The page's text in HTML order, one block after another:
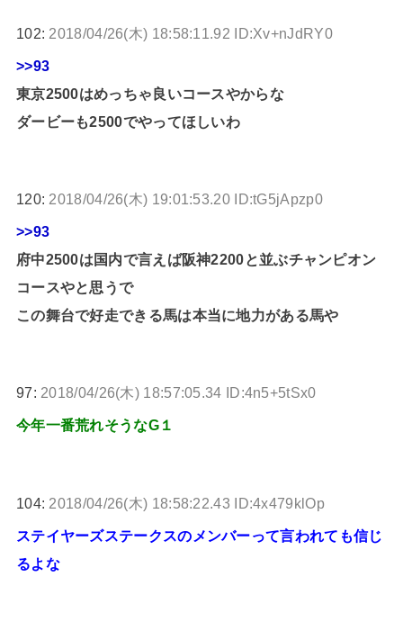
102: 2018/04/26(木) 18:58:11.92 ID:Xv+nJdRY0
>>93
東京2500はめっちゃ良いコースやからな
ダービーも2500でやってほしいわ
120: 2018/04/26(木) 19:01:53.20 ID:tG5jApzp0
>>93
府中2500は国内で言えば阪神2200と並ぶチャンピオン
コースやと思うで
この舞台で好走できる馬は本当に地力がある馬や
97: 2018/04/26(木) 18:57:05.34 ID:4n5+5tSx0
今年一番荒れそうなG１
104: 2018/04/26(木) 18:58:22.43 ID:4x479klOp
ステイヤーズステークスのメンバーって言われても信じ
るよな